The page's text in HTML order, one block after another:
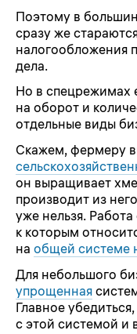
Поэтому в
сразу же
налогообложения
дела.
Но в спецрежимах
на оборот и
отдельные виды
Скажем, фермеру
он выращивает
производит из
уже нельзя.
к которым
на общей системе
Для небольшого
упрощенная
Главное
с этой системой и